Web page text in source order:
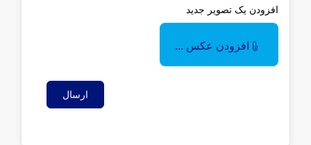
افزودن یک تصویر جدید
افزودن عکس ...
ارسال